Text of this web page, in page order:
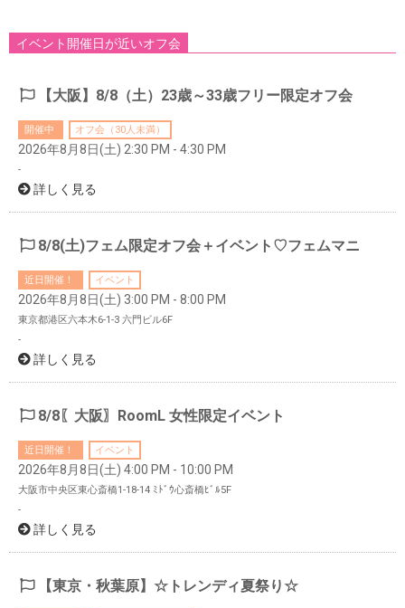
イベント開催日が近いオフ会
【大阪】8/8（土）23歳～33歳フリー限定オフ会
開催中 オフ会（30人未満）
2026年8月8日(土) 2:30 PM - 4:30 PM
-
詳しく見る
8/8(土)フェム限定オフ会＋イベント♡フェムマニ
近日開催！ イベント
2026年8月8日(土) 3:00 PM - 8:00 PM
東京都港区六本木6-1-3 六門ビル6F
-
詳しく見る
8/8〖大阪〗RoomL 女性限定イベント
近日開催！ イベント
2026年8月8日(土) 4:00 PM - 10:00 PM
大阪市中央区東心斎橋1-18-14 ﾐﾄﾞｳ心斎橋ﾋﾞﾙ5F
-
詳しく見る
【東京・秋葉原】☆トレンディ夏祭り☆